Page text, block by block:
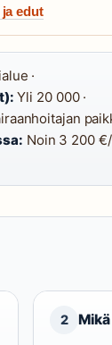
edut
·
Yli 20 000 ·
Noin 3 200
2